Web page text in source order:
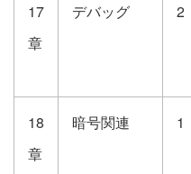
17
章
デバッグ 2
18
章
暗号関連 1